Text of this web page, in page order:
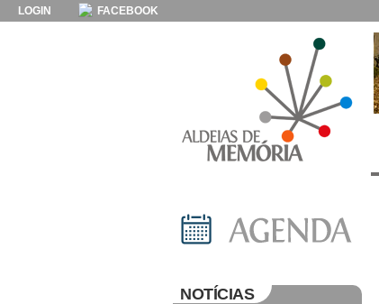
LOGIN FACEBOOK
NOTÍCIAS